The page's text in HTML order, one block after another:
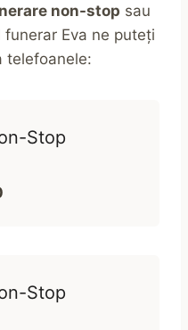
non-stop sau
Eva ne puteți
telefoanele:
Stop
Stop